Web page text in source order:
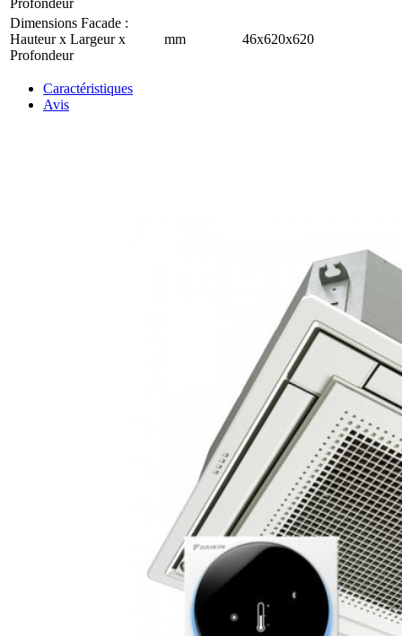
Dimensions Facade :
Hauteur x Largeur x
Profondeur
mm 46x620x620
Caractéristiques
Avis